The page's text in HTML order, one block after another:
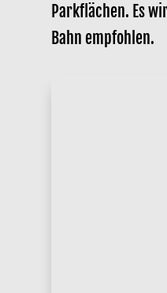
Parkflächen. Es
Bahn empfohlen.